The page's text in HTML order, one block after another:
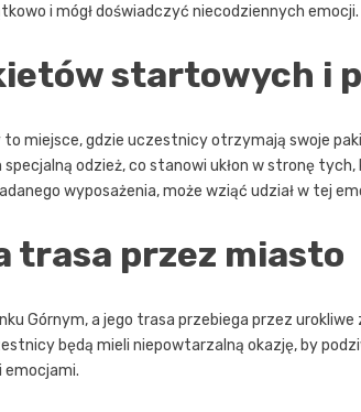
i mógł doświadczyć niecodziennych emocji.
startowych i
to miejsce, gdzie uczestnicy otrzymają swoje
specjalną odzież, co stanowi ukłon w stronę
wyposażenia, może wziąć udział w tej
trasa przez miasto
Górnym, a jego trasa przebiega przez
będą mieli niepowtarzalną okazję, by
emocjami.